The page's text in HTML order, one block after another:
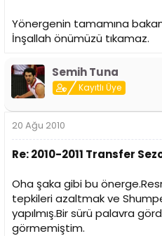
Yönergenin tamamına
İnşallah önümüzü tıkamaz.
Semih Tuna
Kayıtlı Üye
20 Ağu 2010
Re: 2010-2011 Transfer
Oha şaka gibi bu
tepkileri azaltmak ve
yapılmış.Bir sürü palavra
görmemiştim.